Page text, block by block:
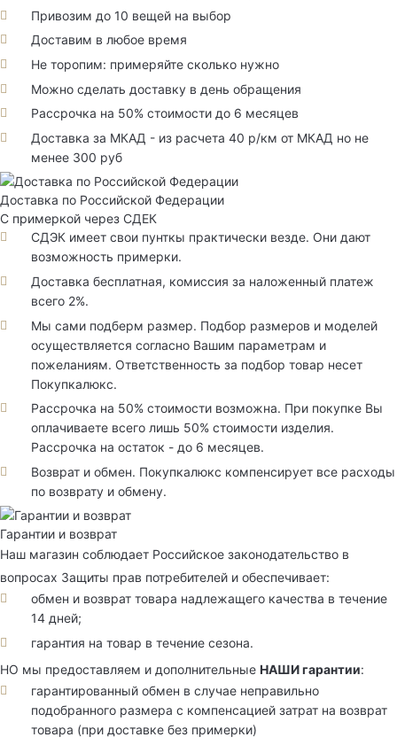
Привозим до 10 вещей на выбор
Доставим в любое время
Не торопим: примеряйте сколько нужно
Можно сделать доставку в день обращения
Рассрочка на 50% стоимости до 6 месяцев
Доставка за МКАД - из расчета 40 р/км от МКАД но не
менее 300 руб
Доставка по Российской Федерации
С примеркой через СДЕК
СДЭК имеет свои пунткы практически везде. Они дают
возможность примерки.
Доставка бесплатная, комиссия за наложенный платеж
всего 2%.
Мы сами подберм размер. Подбор размеров и моделей
осуществляется согласно Вашим параметрам и
пожеланиям. Ответственность за подбор товар несет
Покупкалюкс.
Рассрочка на 50% стоимости возможна. При покупке Вы
оплачиваете всего лишь 50% стоимости изделия.
Рассрочка на остаток - до 6 месяцев.
Возврат и обмен. Покупкалюкс компенсирует все расходы
по возврату и обмену.
Гарантии и возврат
Наш магазин соблюдает Российское законодательство в
вопросах Защиты прав потребителей и обеспечивает:
обмен и возврат товара надлежащего качества в течение
14 дней;
гарантия на товар в течение сезона.
НО мы предоставляем и дополнительные НАШИ гарантии:
гарантированный обмен в случае неправильно
подобранного размера с компенсацией затрат на возврат
товара (при доставке без примерки)